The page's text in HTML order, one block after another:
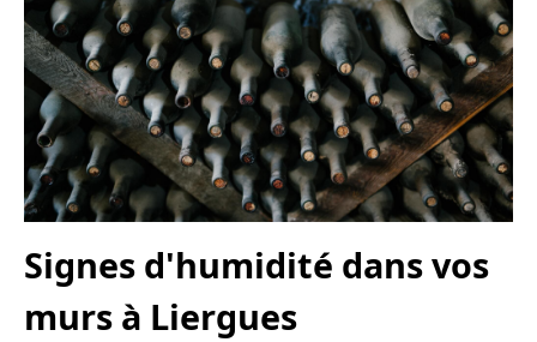
Signes d'humidité dans vos
murs à Liergues